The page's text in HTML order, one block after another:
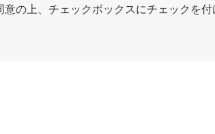
の上、チェックボックスにチェックを